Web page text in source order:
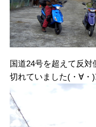
国道24号を超えて反
切れていました(・∀・)